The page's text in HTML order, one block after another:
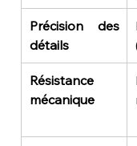
Précision des
détails
Résistance
mécanique